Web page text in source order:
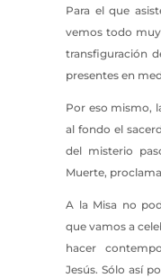
Para el que
vemos todo
transfiguración
presentes en
Por eso mismo,
al fondo el
del misterio
Muerte,
A la Misa no
que vamos a
hacer
Jesús. Sólo así